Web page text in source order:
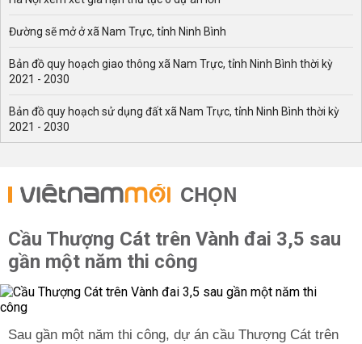
Đường sẽ mở ở xã Nam Trực, tỉnh Ninh Bình
Bản đồ quy hoạch giao thông xã Nam Trực, tỉnh Ninh Bình thời kỳ
2021 - 2030
Bản đồ quy hoạch sử dụng đất xã Nam Trực, tỉnh Ninh Bình thời kỳ
2021 - 2030
CHỌN
Cầu Thượng Cát trên Vành đai 3,5 sau
gần một năm thi công
Sau gần một năm thi công, dự án cầu Thượng Cát trên